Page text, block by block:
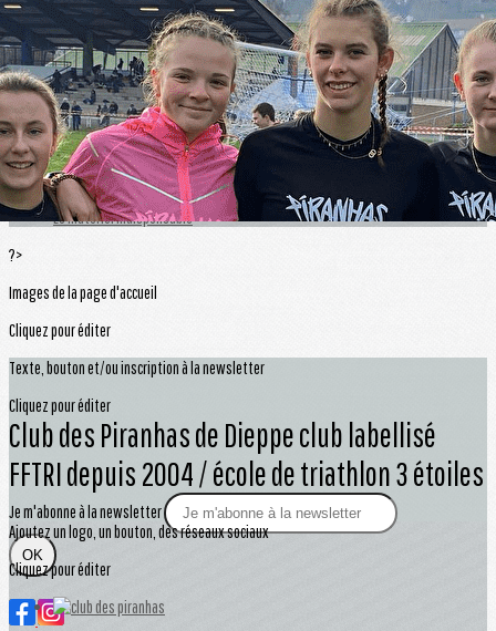
Exporter les lignes sélectionnées
Exporter toutes les colonnes
Exporter uniquement les colonnes affichées
Menu
<
>
Créneaux d'entrainements
Triathlon, Duathlon, Aquathlon
Le matériel indispensable
?>
Images de la page d'accueil
Cliquez pour éditer
Texte, bouton et/ou inscription à la newsletter
Cliquez pour éditer
Club des Piranhas de Dieppe club labellisé
FFTRI depuis 2004 / école de triathlon 3 étoiles
Je m'abonne à la newsletter
OK
Ajoutez un logo, un bouton, des réseaux sociaux
Cliquez pour éditer